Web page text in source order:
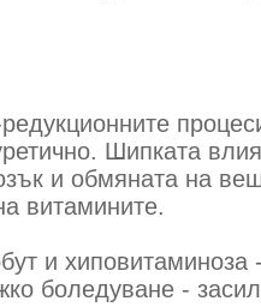
Шипката
и обмяната на
витамините.
и
боледуване -